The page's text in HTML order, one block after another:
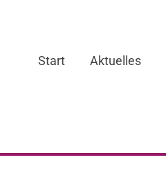
Start
Aktuelles